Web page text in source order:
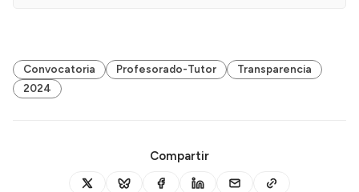
Convocatoria Profesorado-Tutor
Transparencia
2024
Compartir